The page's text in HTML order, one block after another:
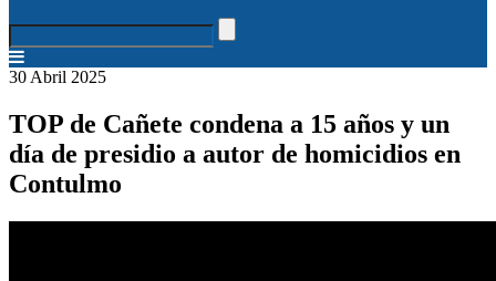
30 Abril 2025
TOP de Cañete condena a 15 años y un
día de presidio a autor de homicidios en
Contulmo